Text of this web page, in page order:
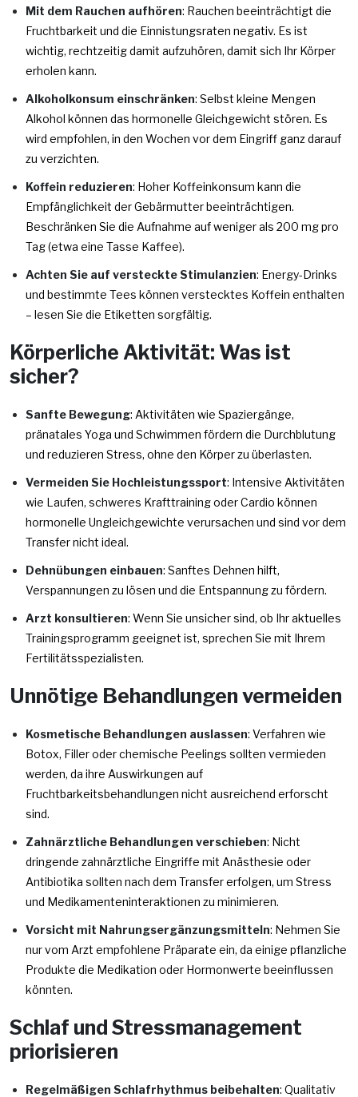
Mit dem Rauchen aufhören: Rauchen beeinträchtigt die
Fruchtbarkeit und die Einnistungsraten negativ. Es ist
wichtig, rechtzeitig damit aufzuhören, damit sich Ihr Körper
erholen kann.
Alkoholkonsum einschränken: Selbst kleine Mengen
Alkohol können das hormonelle Gleichgewicht stören. Es
wird empfohlen, in den Wochen vor dem Eingriff ganz darauf
zu verzichten.
Koffein reduzieren: Hoher Koffeinkonsum kann die
Empfänglichkeit der Gebärmutter beeinträchtigen.
Beschränken Sie die Aufnahme auf weniger als 200 mg pro
Tag (etwa eine Tasse Kaffee).
Achten Sie auf versteckte Stimulanzien: Energy-Drinks
und bestimmte Tees können verstecktes Koffein enthalten
– lesen Sie die Etiketten sorgfältig.
Körperliche Aktivität: Was ist
sicher?
Sanfte Bewegung: Aktivitäten wie Spaziergänge,
pränatales Yoga und Schwimmen fördern die Durchblutung
und reduzieren Stress, ohne den Körper zu überlasten.
Vermeiden Sie Hochleistungssport: Intensive Aktivitäten
wie Laufen, schweres Krafttraining oder Cardio können
hormonelle Ungleichgewichte verursachen und sind vor dem
Transfer nicht ideal.
Dehnübungen einbauen: Sanftes Dehnen hilft,
Verspannungen zu lösen und die Entspannung zu fördern.
Arzt konsultieren: Wenn Sie unsicher sind, ob Ihr aktuelles
Trainingsprogramm geeignet ist, sprechen Sie mit Ihrem
Fertilitätsspezialisten.
Unnötige Behandlungen vermeiden
Kosmetische Behandlungen auslassen: Verfahren wie
Botox, Filler oder chemische Peelings sollten vermieden
werden, da ihre Auswirkungen auf
Fruchtbarkeitsbehandlungen nicht ausreichend erforscht
sind.
Zahnärztliche Behandlungen verschieben: Nicht
dringende zahnärztliche Eingriffe mit Anästhesie oder
Antibiotika sollten nach dem Transfer erfolgen, um Stress
und Medikamenteninteraktionen zu minimieren.
Vorsicht mit Nahrungsergänzungsmitteln: Nehmen Sie
nur vom Arzt empfohlene Präparate ein, da einige pflanzliche
Produkte die Medikation oder Hormonwerte beeinflussen
könnten.
Schlaf und Stressmanagement
priorisieren
Regelmäßigen Schlafrhythmus beibehalten: Qualitativ